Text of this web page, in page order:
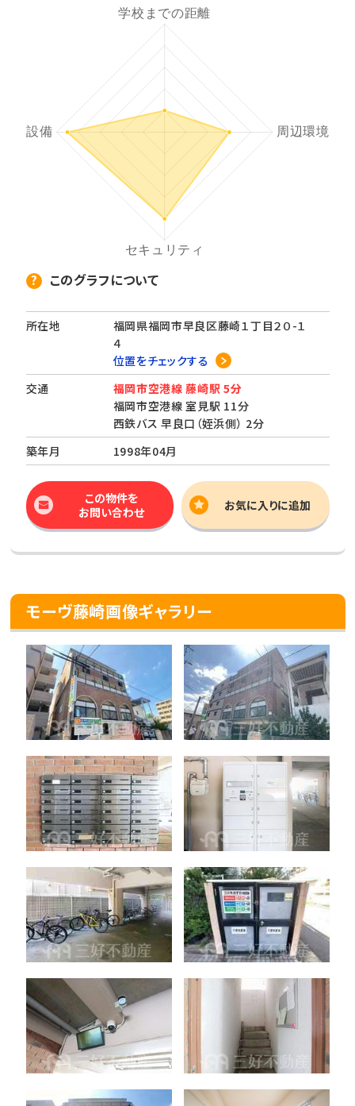
このグラフについて
所在地
福岡県福岡市早良区藤崎１丁目２０-１
４
位置をチェックする
交通
福岡市空港線 藤崎駅 5分
福岡市空港線 室見駅 11分
西鉄バス 早良口（姪浜側） 2分
築年月
1998年04月
この物件を
お問い合わせ
お気に入りに追加
モーヴ藤崎画像ギャラリー